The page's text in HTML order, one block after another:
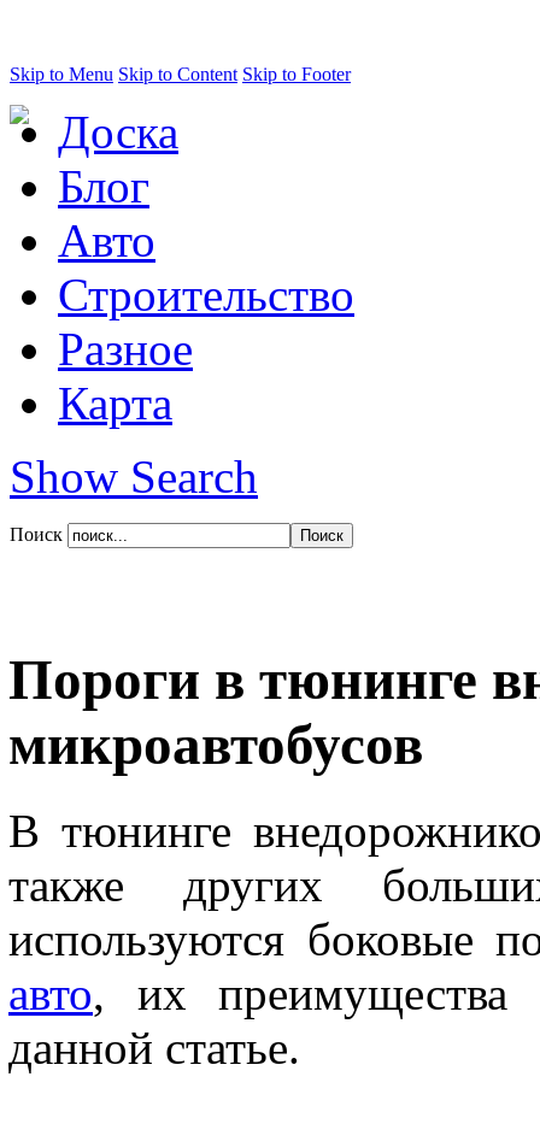
Skip to Menu Skip to Content Skip to Footer
Доска
Блог
Авто
Строительство
Разное
Карта
Show Search
Поиск
Пороги в тюнинге
микроавтобусов
В тюнинге
также других
используются боковые
авто, их преимущества
данной статье.